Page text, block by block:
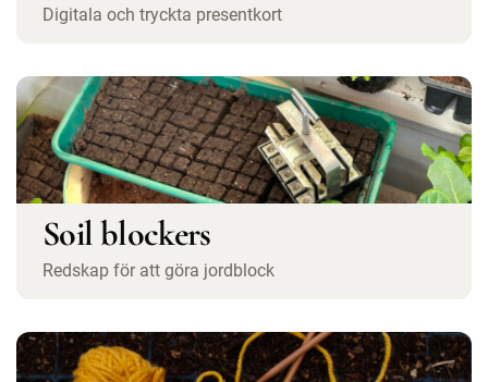
Digitala och tryckta presentkort
Soil blockers
Redskap för att göra jordblock